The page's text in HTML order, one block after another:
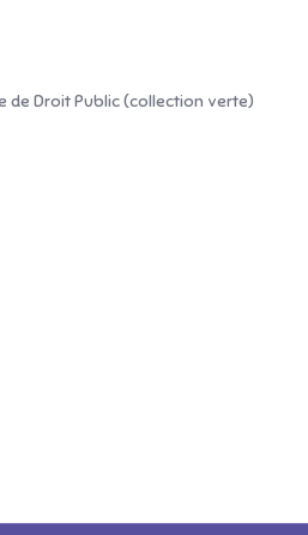
de Droit Public (collection verte)